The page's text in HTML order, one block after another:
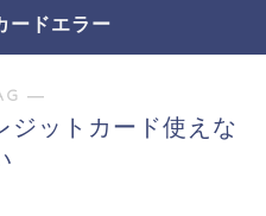
ードエラー
―
ジットカード使えな